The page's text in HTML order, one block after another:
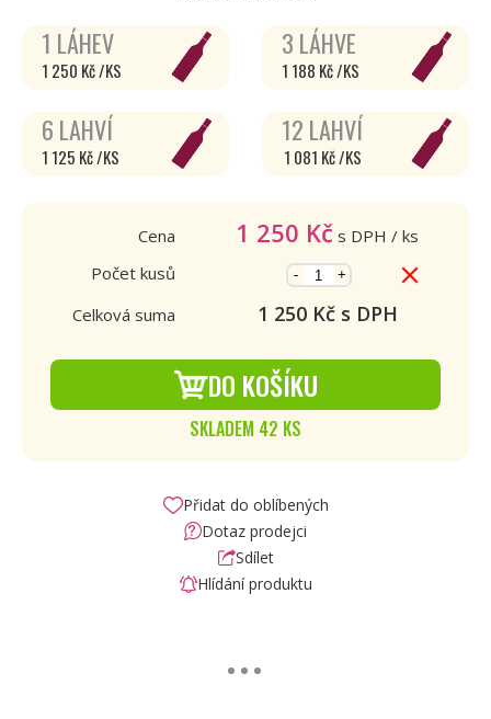
1 LÁHEV
1 250 Kč /KS
3 LÁHVE
1 188 Kč /KS
6 LAHVÍ
1 125 Kč /KS
12 LAHVÍ
1 081 Kč /KS
Cena 1 250 Kč s DPH / ks
Počet kusů
- +
Celková suma 1 250Kč s DPH
DO KOŠÍKU
SKLADEM 42 KS
Přidat do oblíbených
Dotaz prodejci
Sdílet
Hlídání produktu